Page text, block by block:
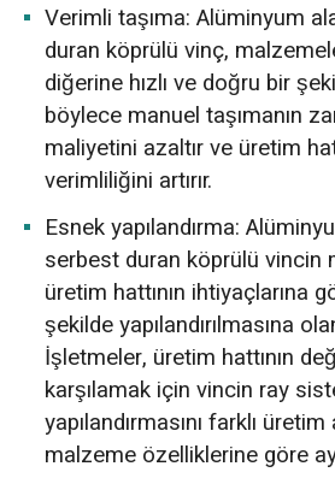
Verimli taşıma: Alüminyum
duran köprülü vinç,
diğerine hızlı ve doğru bir
böylece manuel taşımanın
maliyetini azaltır ve üretim
verimliliğini artırır.
Esnek yapılandırma:
serbest duran köprülü vincin
üretim hattının ihtiyaçlarına
şekilde yapılandırılmasına
İşletmeler, üretim hattının
karşılamak için vincin ray
yapılandırmasını farklı
malzeme özelliklerine göre